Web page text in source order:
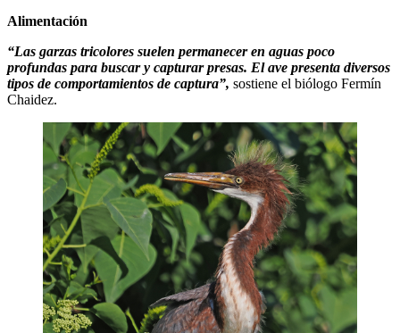
Alimentación
“Las garzas tricolores suelen permanecer en aguas poco
profundas para buscar y capturar presas. El ave presenta diversos
tipos de comportamientos de captura”, sostiene el biólogo Fermín
Chaidez.